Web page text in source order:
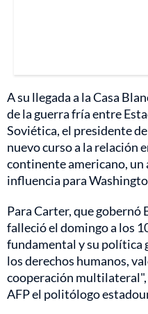
A su llegada a la Casa
de la guerra fría entre
Soviética, el presidente
nuevo curso a la relación
continente americano,
influencia para
Para Carter, que gobernó
falleció el domingo a los
fundamental y su política
los derechos humanos,
cooperación multilateral",
AFP el politólogo